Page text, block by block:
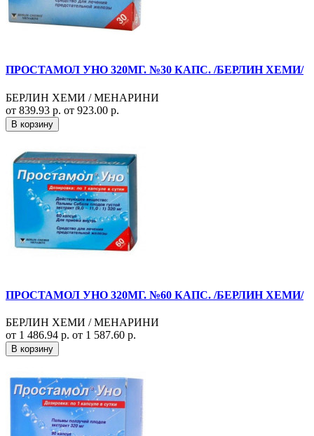
ПРОСТАМОЛ УНО 320МГ. №30 КАПС. /БЕРЛИН ХЕМИ/
БЕРЛИН ХЕМИ / МЕНАРИНИ
от 839.93 р. от 923.00 р.
В корзину
ПРОСТАМОЛ УНО 320МГ. №60 КАПС. /БЕРЛИН ХЕМИ/
БЕРЛИН ХЕМИ / МЕНАРИНИ
от 1 486.94 р. от 1 587.60 р.
В корзину